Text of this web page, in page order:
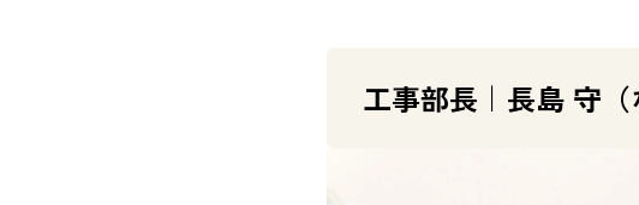
工事部長｜長島 守（